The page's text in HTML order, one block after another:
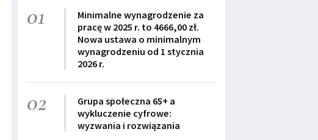
01
Minimalne wynagrodzenie za
pracę w 2025 r. to 4666,00 zł.
Nowa ustawa o minimalnym
wynagrodzeniu od 1 stycznia
2026 r.
02
Grupa społeczna 65+ a
wykluczenie cyfrowe:
wyzwania i rozwiązania